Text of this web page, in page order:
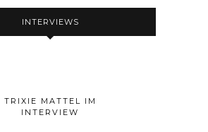
INTERVIEWS
TRIXIE MATTEL IM
INTERVIEW